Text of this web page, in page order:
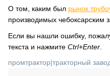
О том, каким был рынок
производимых чебоксарским
Если вы нашли ошибку,
текста и нажмите Ctrl+Enter
промтрактор|тракторный